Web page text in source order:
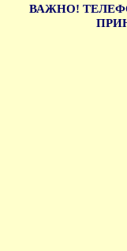
ВАЖНО!